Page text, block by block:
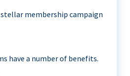
stellar membership campaign
have a number of benefits.